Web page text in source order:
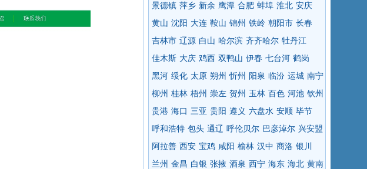
景德镇 萍乡 新余 鹰潭 合肥 蚌埠 淮北 安庆
黄山 沈阳 大连 鞍山 锦州 铁岭 朝阳市 长春
吉林市 辽源 白山 哈尔滨 齐齐哈尔 牡丹江
佳木斯 大庆 鸡西 双鸭山 伊春 七台河 鹤岗
黑河 绥化 太原 朔州 忻州 阳泉 临汾 运城 南宁
柳州 桂林 梧州 崇左 贺州 玉林 百色 河池 钦州
贵港 海口 三亚 贵阳 遵义 六盘水 安顺 毕节
呼和浩特 包头 通辽 呼伦贝尔 巴彦淖尔 兴安盟
阿拉善 西安 宝鸡 咸阳 榆林 汉中 商洛 银川
兰州 金昌 白银 张掖 酒泉 西宁 海东 海北 黄南